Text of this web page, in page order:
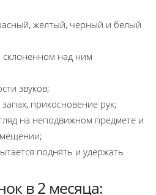
желтый, черный и белый
склоненном над ним
звуков;
прикосновение рук;
на неподвижном предмете и
поднять и удержать
в 2 месяца: